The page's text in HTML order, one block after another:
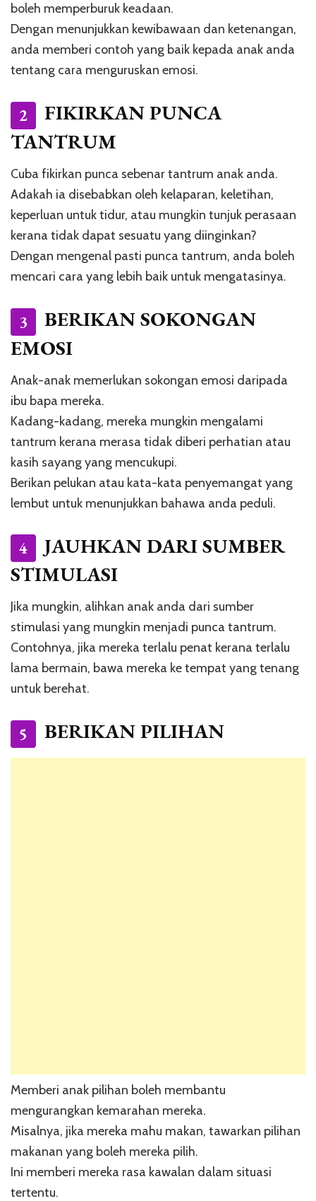
boleh memperburuk keadaan.
Dengan menunjukkan kewibawaan dan ketenangan,
anda memberi contoh yang baik kepada anak anda
tentang cara menguruskan emosi.
2
FIKIRKAN PUNCA
TANTRUM
Cuba fikirkan punca sebenar tantrum anak anda.
Adakah ia disebabkan oleh kelaparan, keletihan,
keperluan untuk tidur, atau mungkin tunjuk perasaan
kerana tidak dapat sesuatu yang diinginkan?
Dengan mengenal pasti punca tantrum, anda boleh
mencari cara yang lebih baik untuk mengatasinya.
3
BERIKAN SOKONGAN
EMOSI
Anak-anak memerlukan sokongan emosi daripada
ibu bapa mereka.
Kadang-kadang, mereka mungkin mengalami
tantrum kerana merasa tidak diberi perhatian atau
kasih sayang yang mencukupi.
Berikan pelukan atau kata-kata penyemangat yang
lembut untuk menunjukkan bahawa anda peduli.
4
JAUHKAN DARI SUMBER
STIMULASI
Jika mungkin, alihkan anak anda dari sumber
stimulasi yang mungkin menjadi punca tantrum.
Contohnya, jika mereka terlalu penat kerana terlalu
lama bermain, bawa mereka ke tempat yang tenang
untuk berehat.
5 BERIKAN PILIHAN
Memberi anak pilihan boleh membantu
mengurangkan kemarahan mereka.
Misalnya, jika mereka mahu makan, tawarkan pilihan
makanan yang boleh mereka pilih.
Ini memberi mereka rasa kawalan dalam situasi
tertentu.